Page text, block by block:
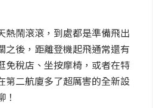
熱鬧滾滾，到處都是準備飛出
之後，距離登機起飛通常還有
免稅店、坐按摩椅，或者在特
第二航廈多了超厲害的全新設